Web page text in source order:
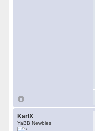
KarlX
YaBB Newbies